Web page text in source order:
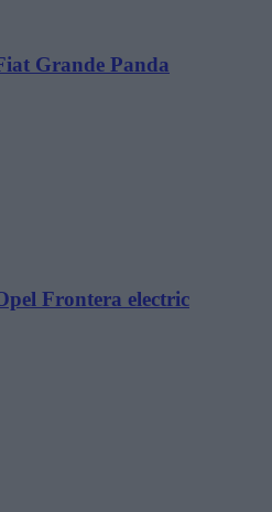
Grande Panda
Frontera electric